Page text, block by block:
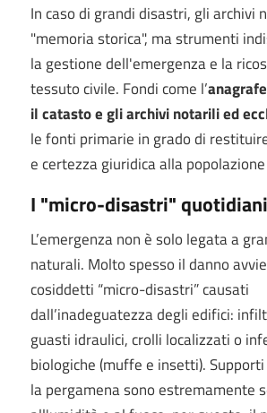
In caso di grandi disastri, gli archivi
"memoria storica", ma strumenti
la gestione dell'emergenza e la
tessuto civile. Fondi come l’
il catasto e gli archivi notarili ed
le fonti primarie in grado di
e certezza giuridica alla
I "micro-disastri" quotidiani
L’emergenza non è solo legata a
naturali. Molto spesso il danno
cosiddetti “micro-disastri” causati
dall’inadeguatezza degli edifici:
guasti idraulici, crolli localizzati o
biologiche (muffe e insetti).
la pergamena sono estremamente